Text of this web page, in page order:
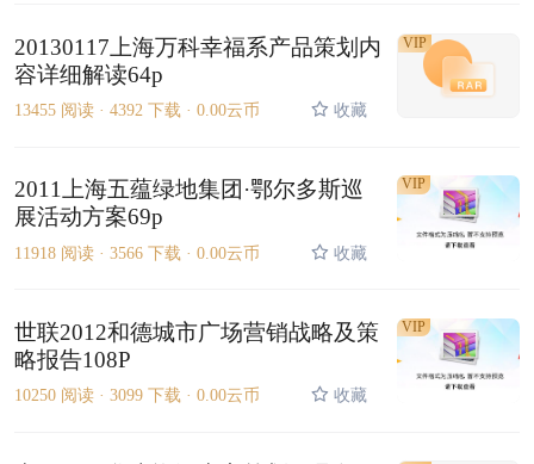
20130117上海万科幸福系产品策划内
容详细解读64p
13455 阅读 · 4392 下载 · 0.00云币 收藏
VIP
2011上海五蕴绿地集团·鄂尔多斯巡
展活动方案69p
11918 阅读 · 3566 下载 · 0.00云币 收藏
VIP
世联2012和德城市广场营销战略及策
略报告108P
10250 阅读 · 3099 下载 · 0.00云币 收藏
VIP